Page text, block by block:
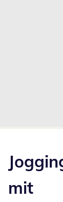
mit